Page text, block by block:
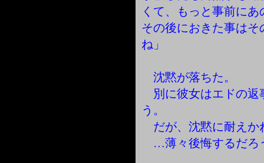
くて、もっと事前に
その後におきた事は
ね」
沈黙が落ちた。
別に彼女はエドの返
う。
だが、沈黙に耐えか
…薄々後悔するだろ